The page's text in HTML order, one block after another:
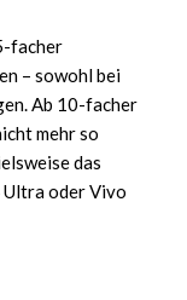
facher
– sowohl bei
Ab 10-facher
mehr so
das
Ultra oder Vivo